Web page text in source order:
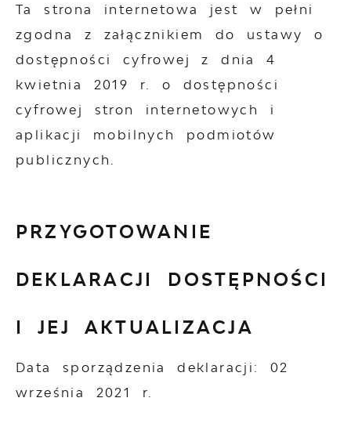
Ta strona internetowa jest w pełni
zgodna z załącznikiem do ustawy o
dostępności cyfrowej z dnia 4
kwietnia 2019 r. o dostępności
cyfrowej stron internetowych i
aplikacji mobilnych podmiotów
publicznych.
PRZYGOTOWANIE
DEKLARACJI DOSTĘPNOŚCI
I JEJ AKTUALIZACJA
Data sporządzenia deklaracji: 02
września 2021 r.